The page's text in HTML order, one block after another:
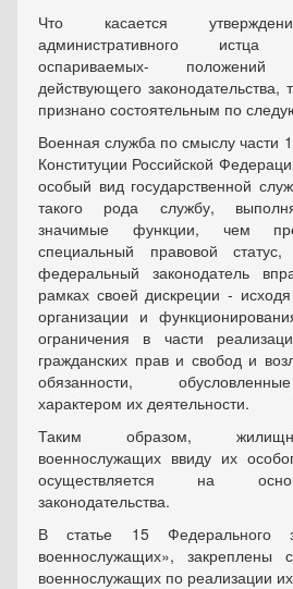
Что касается
административного
оспариваемых-
действующего
признано состоятельным по
Военная служба по смыслу части
Конституции Российской
особый вид государственной
такого рода службу,
значимые функции, чем
специальный правовой статус,
федеральный законодатель
рамках своей дискреции -
организации и
ограничения в части
гражданских прав и свобод и
обязанности,
характером их деятельности.
Таким образом,
военнослужащих ввиду их
осуществляется на
законодательства.
В статье 15 Федерального
военнослужащих», закреплены
военнослужащих по реализации